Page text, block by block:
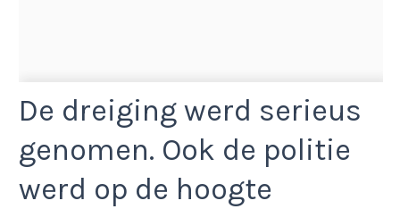
De dreiging werd serieus
genomen. Ook de politie
werd op de hoogte